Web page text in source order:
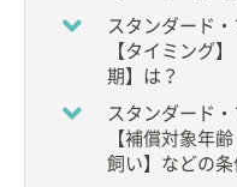
【hotto
Professionalイ
病院代表 小林
スタンダード
【タイミング
期】は？
スタンダード
【補償対象年
飼い】などの条